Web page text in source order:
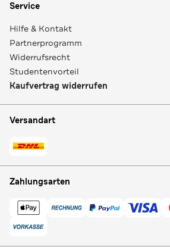
Service
Hilfe & Kontakt
Partnerprogramm
Widerrufsrecht
Studentenvorteil
Kaufvertrag widerrufen
Versandart
Zahlungsarten